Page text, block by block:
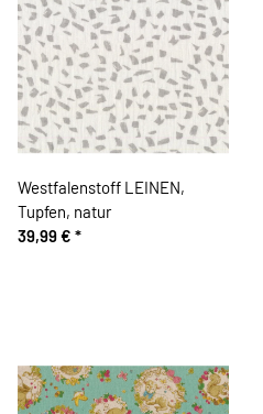
Westfalenstoff LEINEN,
Tupfen, natur
39,99 € *